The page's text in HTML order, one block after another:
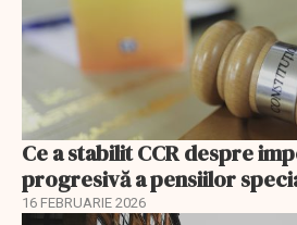
Ce a stabilit CCR despre
progresivă a pensiilor
16 FEBRUARIE 2026